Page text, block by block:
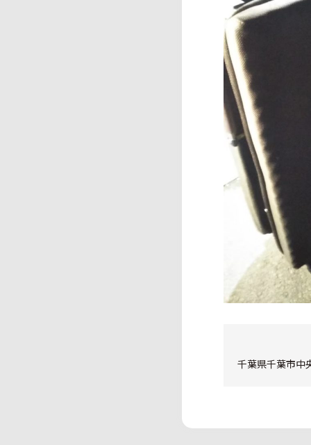
千葉県千葉市中